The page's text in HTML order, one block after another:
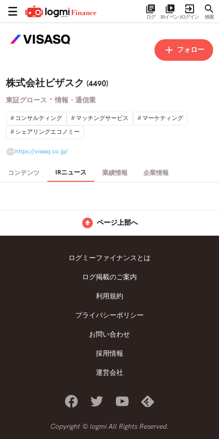
ログ IRイベントログイン 検索
フォロー
株式会社ビザスク (4490)
東証グロース ・ 情報・通信業
コンサルティング マッチングサービス
マーケティング
シェアリングエコノミー
https://visasq.co.jp/
コンテンツ IRニュース 業績情報 企業情報
ページ上部へ
ログミーファイナンスとは
ログ掲載のご案内
利用規約
プライバシーポリシー
お問い合わせ
採用情報
運営会社
Copyright © logmi All Rights Reserved.